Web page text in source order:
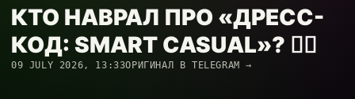
КТО НАВРАЛ ПРО «ДРЕСС-
КОД: SMART CASUAL»? 🕵️‍♂️
09 JULY 2026, 13:33ОРИГИНАЛ В TELEGRAM →